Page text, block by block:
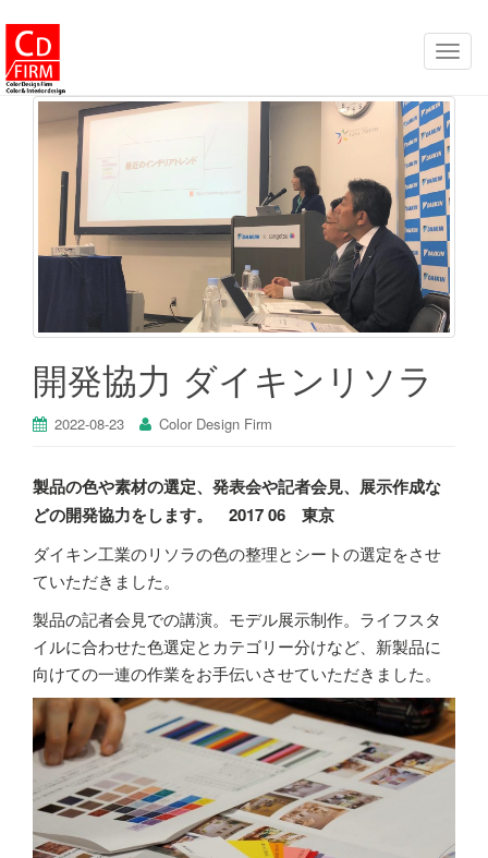
ナ
ゲ
ー
シ
ョ
ン
を
切
り
替
開発協力 ダイキンリソラ
2022-08-23 Color Design Firm
製品の色や素材の選定、発表会や記者会見、展示作成な
どの開発協力をします。 2017 06 東京
ダイキン工業のリソラの色の整理とシートの選定をさせ
ていただきました。
製品の記者会見での講演。モデル展示制作。ライフスタ
イルに合わせた色選定とカテゴリー分けなど、新製品に
向けての一連の作業をお手伝いさせていただきました。